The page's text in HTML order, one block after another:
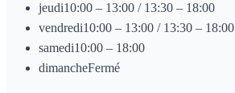
jeudi10:00 – 13:00 / 13:30 – 18:00
vendredi10:00 – 13:00 / 13:30 – 18:00
samedi10:00 – 18:00
dimancheFermé